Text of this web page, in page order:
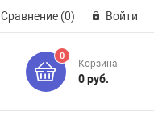
Сравнение (0) Войти
0
Корзина
0 руб.